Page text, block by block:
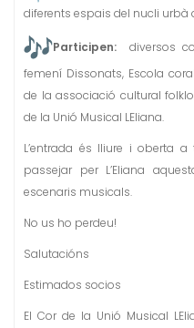
diferents espais del nucli urbà
Participen: diversos
femení Dissonats, Escola
de la associació cultural
de la Unió Musical LEliana.
L’entrada és lliure i oberta
passejar per L’Eliana
escenaris musicals.
No us ho perdeu!
Salutacións
Estimados socios
El Cor de la Unió Musical